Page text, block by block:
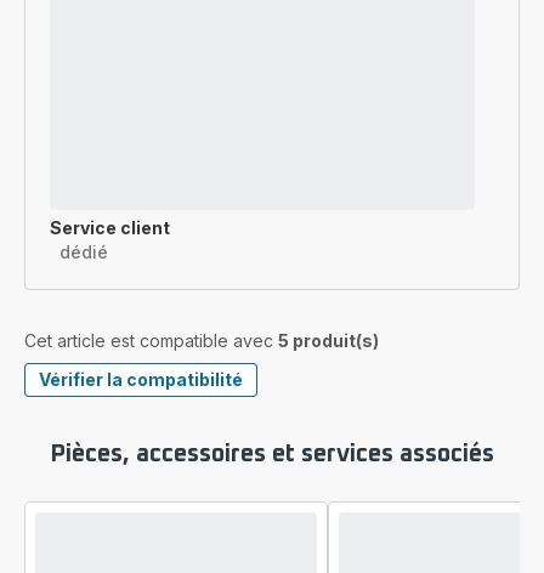
Service client
dédié
Cet article est compatible avec 5 produit(s)
Vérifier la compatibilité
Pièces, accessoires et services associés